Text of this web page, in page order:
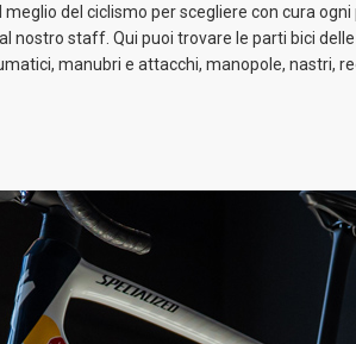
del ciclismo per scegliere con cura
staff. Qui puoi trovare le parti bici
manubri e attacchi, manopole, nastri,